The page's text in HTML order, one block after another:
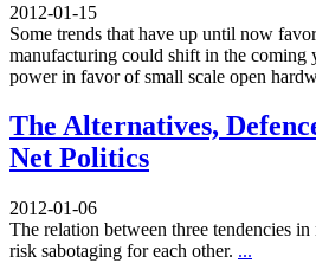
2012-01-15
Some trends that have up until now
manufacturing could shift in the coming
power in favor of small scale open
The Alternatives,
Net Politics
2012-01-06
The relation between three tendencies
risk sabotaging for each other. ...